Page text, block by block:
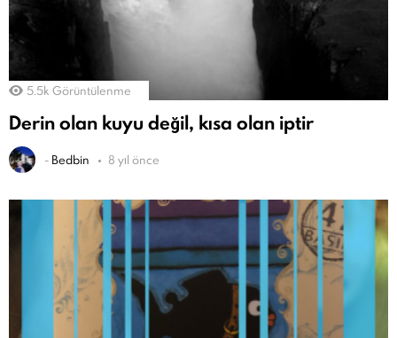
5.5k Görüntülenme
Derin olan kuyu değil, kısa olan iptir
- Bedbin 8 yıl önce